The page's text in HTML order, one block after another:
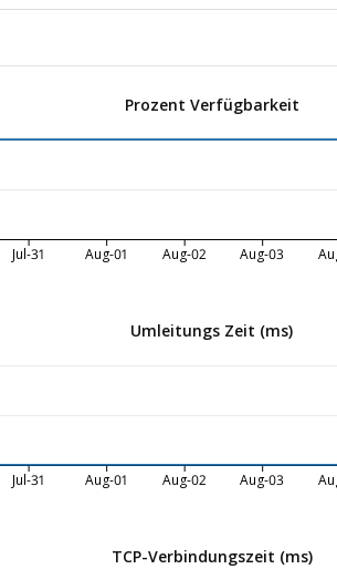
Prozent Verfügbarkeit
Jul-31 Aug-01 Aug-02 Aug-03
Umleitungs Zeit (ms)
Jul-31 Aug-01 Aug-02 Aug-03
TCP-Verbindungszeit (ms)